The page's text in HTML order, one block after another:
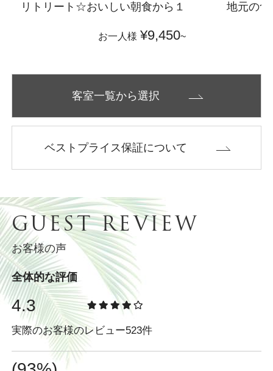
リトリート☆おいしい朝食から１
お一人様 ¥9,450~
地元の
客室一覧から選択
ベストプライス保証について
GUEST REVIEW
お客様の声
全体的な評価
4.3
実際のお客様のレビュー523件